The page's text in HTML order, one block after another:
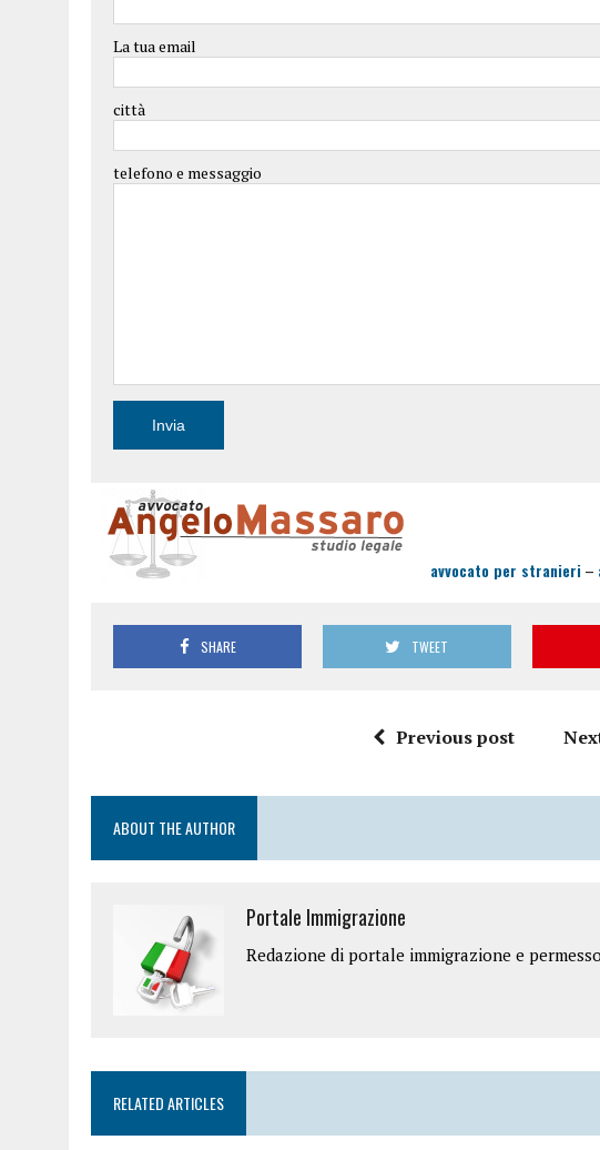
La tua email
città
telefono e messaggio
avvocato per stranieri–
SHARE TWEET
Previous post
ABOUT THE AUTHOR
Portale Immigrazione
Redazione di portale immigrazione e
RELATED ARTICLES